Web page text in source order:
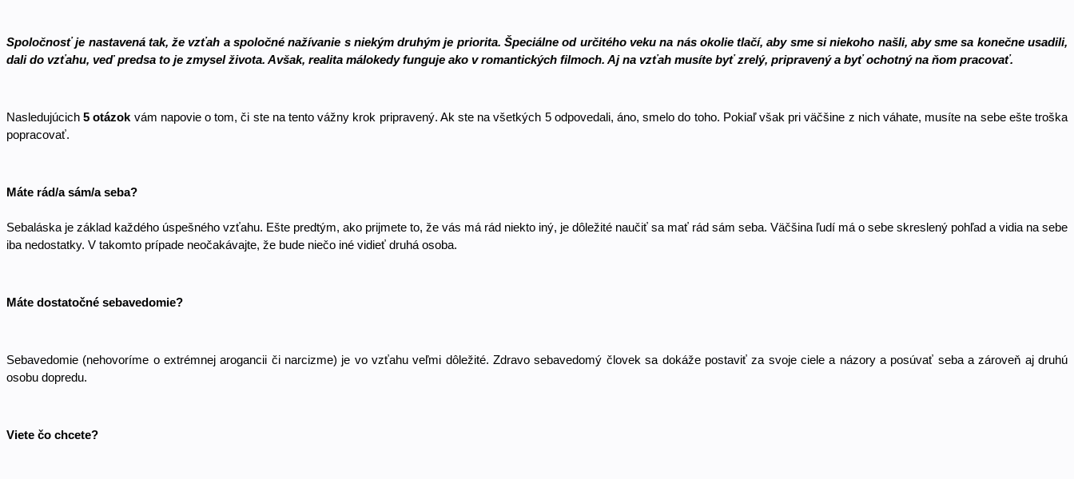
Spoločnosť je nastavená tak, že vzťah a spoločné nažívanie s niekým druhým je priorita. Špeciálne od určitého veku na nás okolie tlačí, aby sme si niekoho našli, aby sme sa konečne usadili,
dali do vzťahu, veď predsa to je zmysel života. Avšak, realita málokedy funguje ako v romantických filmoch. Aj na vzťah musíte byť zrelý, pripravený a byť ochotný na ňom pracovať.
Nasledujúcich 5 otázok vám napovie o tom, či ste na tento vážny krok pripravený. Ak ste na všetkých 5 odpovedali, áno, smelo do toho. Pokiaľ však pri väčšine z nich váhate, musíte na sebe ešte troška
popracovať.
Máte rád/a sám/a seba?
Sebaláska je základ každého úspešného vzťahu. Ešte predtým, ako prijmete to, že vás má rád niekto iný, je dôležité naučiť sa mať rád sám seba. Väčšina ľudí má o sebe skreslený pohľad a vidia na sebe
iba nedostatky. V takomto prípade neočakávajte, že bude niečo iné vidieť druhá osoba.
Máte dostatočné sebavedomie?
Sebavedomie (nehovoríme o extrémnej arogancii či narcizme) je vo vzťahu veľmi dôležité. Zdravo sebavedomý človek sa dokáže postaviť za svoje ciele a názory a posúvať seba a zároveň aj druhú
osobu dopredu.
Viete čo chcete?